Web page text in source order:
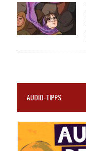
AUDIO-TIPPS